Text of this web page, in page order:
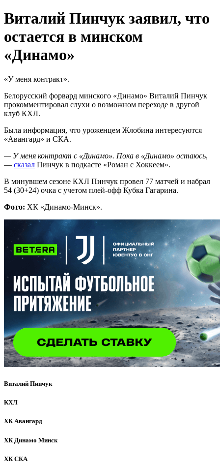
Виталий Пинчук заявил, что
остается в минском
«Динамо»
«У меня контракт».
Белорусский форвард минского «Динамо» Виталий Пинчук
прокомментировал слухи о возможном переходе в другой
клуб КХЛ.
Была информация, что уроженцем Жлобина интересуются
«Авангард» и СКА.
— У меня контракт с «Динамо». Пока в «Динамо» остаюсь,
— сказал Пинчук в подкасте «Роман с Хоккеем».
В минувшем сезоне КХЛ Пинчук провел 77 матчей и набрал
54 (30+24) очка с учетом плей-офф Кубка Гагарина.
Фото: ХК «Динамо-Минск».
Виталий Пинчук
КХЛ
ХК Авангард
ХК Динамо Минск
ХК СКА